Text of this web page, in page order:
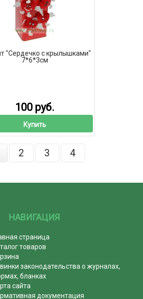
"Сердечко с крылышками"
7*6*3см
100 руб.
Купить
2 3 4
НАВИГАЦИЯ
страница
товаров
законодательства о журналах,
бланках
сайта
документация